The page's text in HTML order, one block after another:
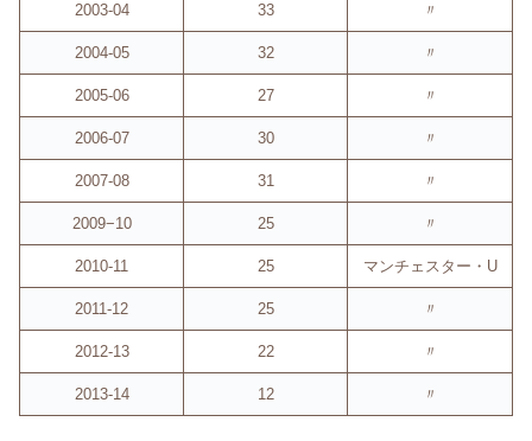
2003-04 33 〃
2004-05 32 〃
2005-06 27 〃
2006-07 30 〃
2007-08 31 〃
2009−10 25 〃
2010-11 25 マンチェスター・U
2011-12 25 〃
2012-13 22 〃
2013-14 12 〃